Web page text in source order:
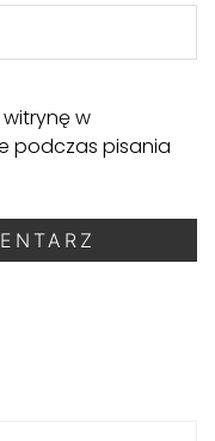
w
podczas pisania